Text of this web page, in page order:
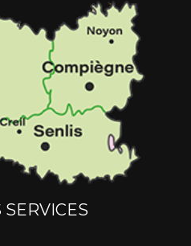
SERVICES